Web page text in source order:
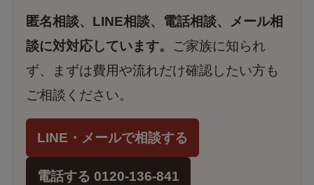
匿名相談、LINE相談、電話相談、メール相
談に対対応しています。 ご家族に知られ
ず、まずは費用や流れだけ確認したい方も
ご相談ください。
LINE・メールで相談する
電話する 0120-136-841